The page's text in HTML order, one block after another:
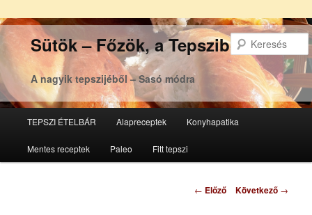
Sütök – Főzök, a Tepsziből
A nagyik tepszijéből – Sasó módra
Tovább
az
Tovább
a
TEPSZI ÉTELBÁR Alapreceptek Konyhapatika
Mentes receptek Paleo Fitt tepszi
Bejegyzés
← Előző Következő →